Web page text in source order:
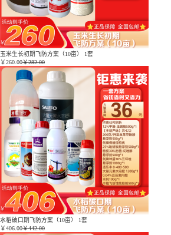
玉米生长初期飞防方案（10亩） 1套
￥260.00￥282.00
水稻破口期飞防方案（10亩） 1套
￥406.00￥442.00